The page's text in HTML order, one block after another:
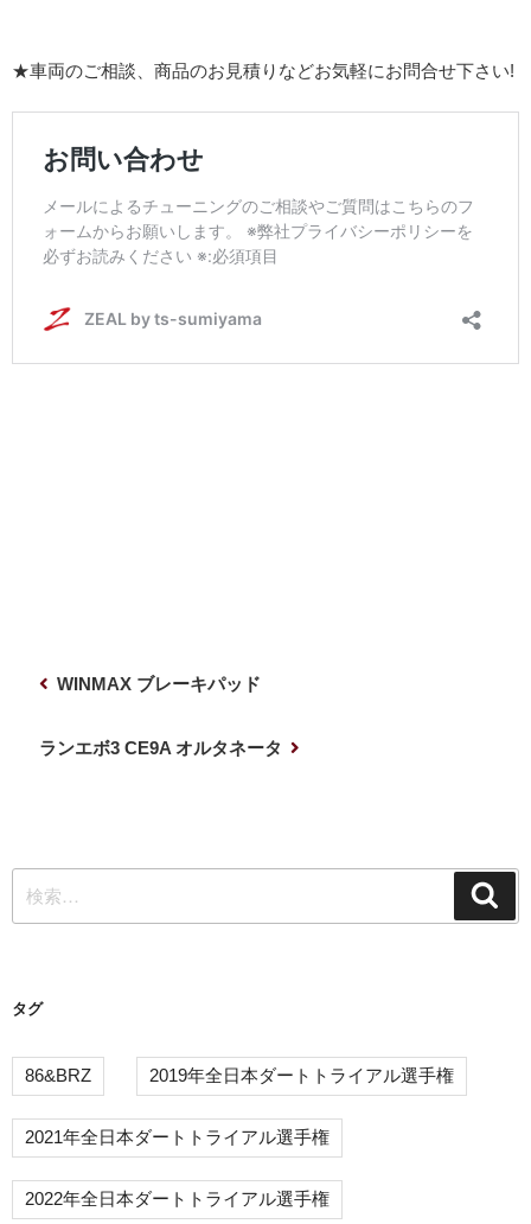
★車両のご相談、商品のお見積りなどお気軽にお問合せ下さい!
シ
ョ
WINMAX ブレーキパッド
ランエボ3 CE9A オルタネータ
索:
タグ
86&BRZ 2019年全日本ダートトライアル選手権
2021年全日本ダートトライアル選手権
2022年全日本ダートトライアル選手権